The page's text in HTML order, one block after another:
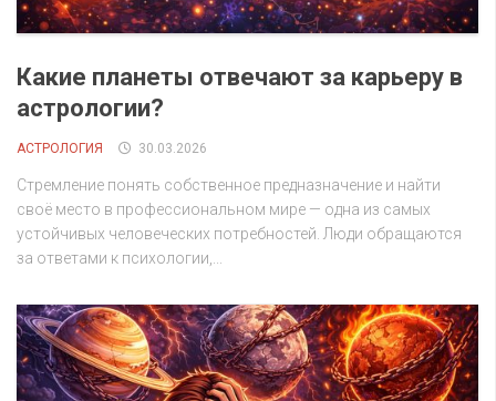
Какие планеты отвечают за карьеру в
астрологии?
АСТРОЛОГИЯ 30.03.2026
Стремление понять собственное предназначение и найти
своё место в профессиональном мире — одна из самых
устойчивых человеческих потребностей. Люди обращаются
за ответами к психологии,...